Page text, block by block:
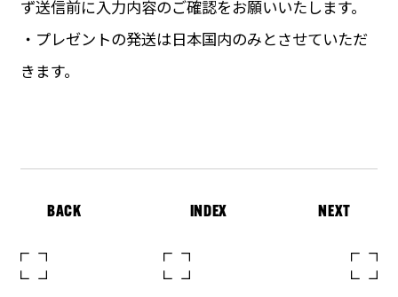
ず送信前に入力内容のご確認をお願いいたします。
・プレゼントの発送は日本国内のみとさせていただ
きます。
BACK INDEX NEXT